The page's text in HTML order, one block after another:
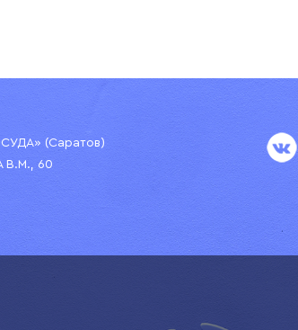
(Саратов)
В.М., 60